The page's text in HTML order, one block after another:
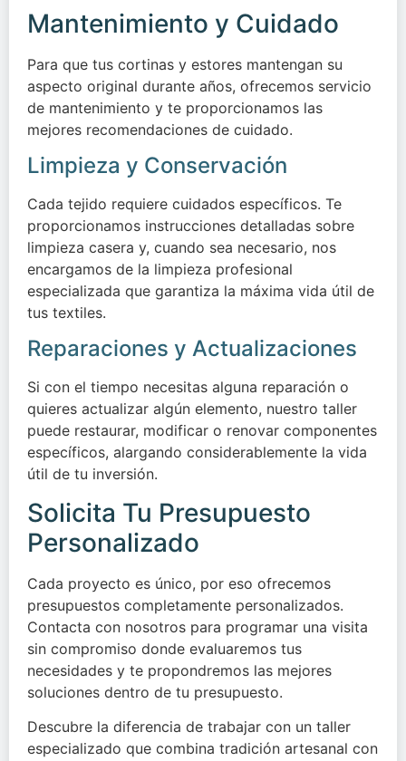
Mantenimiento y Cuidado
Para que tus cortinas y estores mantengan su
aspecto original durante años, ofrecemos servicio
de mantenimiento y te proporcionamos las
mejores recomendaciones de cuidado.
Limpieza y Conservación
Cada tejido requiere cuidados específicos. Te
proporcionamos instrucciones detalladas sobre
limpieza casera y, cuando sea necesario, nos
encargamos de la limpieza profesional
especializada que garantiza la máxima vida útil de
tus textiles.
Reparaciones y Actualizaciones
Si con el tiempo necesitas alguna reparación o
quieres actualizar algún elemento, nuestro taller
puede restaurar, modificar o renovar componentes
específicos, alargando considerablemente la vida
útil de tu inversión.
Solicita Tu Presupuesto
Personalizado
Cada proyecto es único, por eso ofrecemos
presupuestos completamente personalizados.
Contacta con nosotros para programar una visita
sin compromiso donde evaluaremos tus
necesidades y te propondremos las mejores
soluciones dentro de tu presupuesto.
Descubre la diferencia de trabajar con un taller
especializado que combina tradición artesanal con